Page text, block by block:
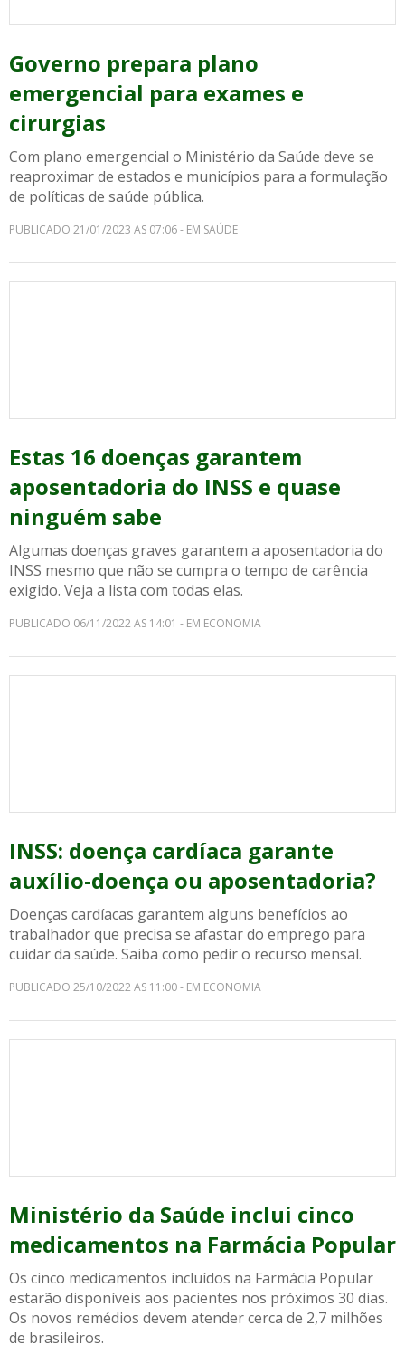
Governo prepara plano
emergencial para exames e
cirurgias
Com plano emergencial o Ministério da Saúde deve se
reaproximar de estados e municípios para a formulação
de políticas de saúde pública.
PUBLICADO 21/01/2023 AS 07:06 - EM SAÚDE
Estas 16 doenças garantem
aposentadoria do INSS e quase
ninguém sabe
Algumas doenças graves garantem a aposentadoria do
INSS mesmo que não se cumpra o tempo de carência
exigido. Veja a lista com todas elas.
PUBLICADO 06/11/2022 AS 14:01 - EM ECONOMIA
INSS: doença cardíaca garante
auxílio-doença ou aposentadoria?
Doenças cardíacas garantem alguns benefícios ao
trabalhador que precisa se afastar do emprego para
cuidar da saúde. Saiba como pedir o recurso mensal.
PUBLICADO 25/10/2022 AS 11:00 - EM ECONOMIA
Ministério da Saúde inclui cinco
medicamentos na Farmácia Popular
Os cinco medicamentos incluídos na Farmácia Popular
estarão disponíveis aos pacientes nos próximos 30 dias.
Os novos remédios devem atender cerca de 2,7 milhões
de brasileiros.